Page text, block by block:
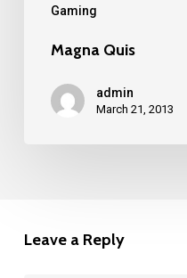
Gaming
Magna Quis
admin
March 21, 2013
Leave a Reply